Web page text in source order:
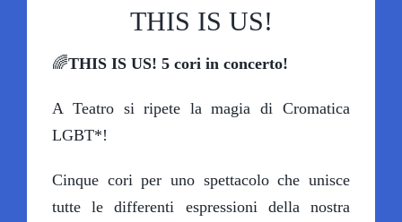
SCUOLE A TEATRO
IL TEATRO
OLTRE IL TEATRO
THIS IS US!
🌈THIS IS US! 5 cori in concerto!
A Teatro si ripete la magia di Cromatica
LGBT*!
Cinque cori per uno spettacolo che unisce
tutte le differenti espressioni della nostra